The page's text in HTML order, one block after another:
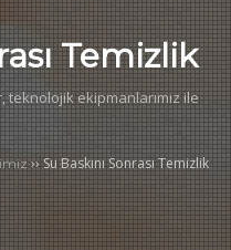
Temizlik
ekipmanlarımız ile
››Su Baskını Sonrası Temizlik